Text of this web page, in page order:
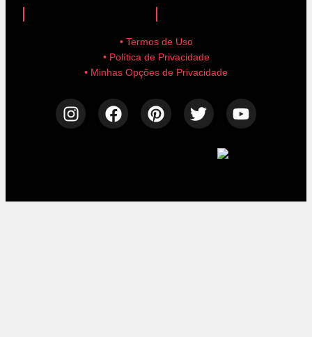
• Termos de Uso
• Política de Privacidade
• Minhas Opções de Privacidade